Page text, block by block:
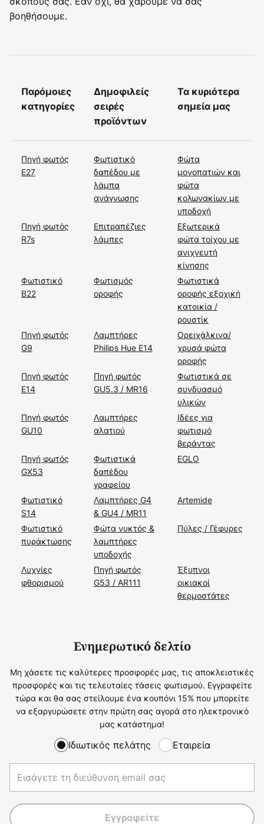
βοηθήσουμε.
Παρόμοιες
κατηγορίες
Δημοφιλείς
σειρές
προϊόντων
Τα κυριότερα
σημεία μας
Πηγή φωτός
E27
Φωτιστικό
δαπέδου με
λάμπα
ανάγνωσης
Φώτα
μονοπατιών και
φώτα
κολωνακίων με
υποδοχή
Πηγή φωτός
R7s
Επιτραπέζιες
λάμπες
Εξωτερικά
φώτα τοίχου με
ανιχνευτή
κίνησης
Φωτιστικό
B22
Φωτισμός
οροφής
Φωτιστικά
οροφής εξοχική
κατοικία /
ρουστίκ
Πηγή φωτός
G9
Λαμπτήρες
Philips Hue E14
Ορειχάλκινα/
χρυσά φώτα
οροφής
Πηγή φωτός
E14
Πηγή φωτός
GU5.3 / MR16
Φωτιστικά σε
συνδυασμό
υλικών
Πηγή φωτός
GU10
Λαμπτήρες
αλατιού
Ιδέες για
φωτισμό
βεράντας
Πηγή φωτός
GX53
Φωτιστικά
δαπέδου
γραφείου
EGLO
Φωτιστικό
S14
Λαμπτήρες G4
& GU4 / MR11
Artemide
Φωτιστικό
πυράκτωσης
Φώτα νυκτός &
λαμπτήρες
υποδοχής
Πύλες / Γέφυρες
Λυχνίες
φθορισμού
Πηγή φωτός
G53 / AR111
Έξυπνοι
οικιακοί
θερμοστάτες
Ενημερωτικό δελτίο
Μη χάσετε τις καλύτερες προσφορές μας, τις αποκλειστικές
προσφορές και τις τελευταίες τάσεις φωτισμού. Εγγραφείτε
τώρα και θα σας στείλουμε ένα κουπόνι 15% που μπορείτε
να εξαργυρώσετε στην πρώτη σας αγορά στο ηλεκτρονικό
μας κατάστημα!
Ιδιωτικός πελάτης Εταιρεία
Εγγραφείτε